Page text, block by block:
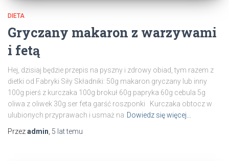
DIETA
Gryczany makaron z warzywami
i fetą
Hej, dzisiaj będzie przepis na pyszny i zdrowy obiad, tym razem z
dietki od Fabryki Siły Składniki: 50g makaron gryczany lub inny
100g pierś z kurczaka 100g brokuł 60g papryka 60g cebula 5g
oliwa z oliwek 30g ser feta garść roszponki Kurczaka obtocz w
ulubionych przyprawach i usmaż na Dowiedz się więcej…
Przezadmin 5 lattemu